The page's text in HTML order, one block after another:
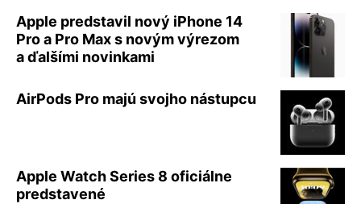
Apple predstavil nový iPhone 14
Pro a Pro Max s novým výrezom
a ďalšími novinkami
AirPods Pro majú svojho nástupcu
Apple Watch Series 8 oficiálne
predstavené